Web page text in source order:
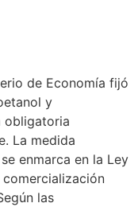
de Economía fijó
y
obligatoria
La medida
enmarca en la Ley
las